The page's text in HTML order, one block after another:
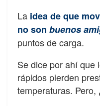
La idea de que
no son buenos
puntos de carga.
Se dice por ahí que
rápidos pierden
temperaturas. Pero,